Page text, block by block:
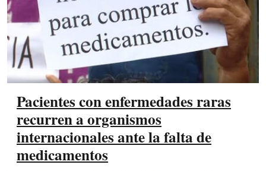
Pacientes con enfermedades raras
recurren a organismos
internacionales ante la falta de
medicamentos